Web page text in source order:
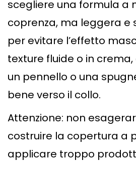
scegliere una formula a
coprenza, ma leggera e
per evitare l’effetto
texture fluide o in
un pennello o una
bene verso il collo.
Attenzione: non
costruire la copertura a
applicare troppo